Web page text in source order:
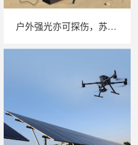
户外强光亦可探伤，苏州 LAILX LXG30 便携式 EL 检测仪重塑光伏组件无损检测标准